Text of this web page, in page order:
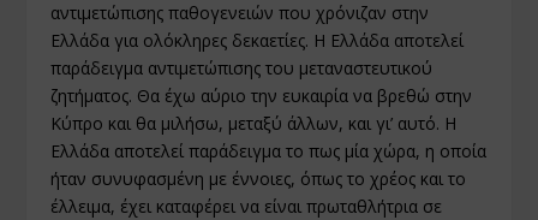
αντιμετώπισης παθογενειών που χρόνιζαν στην
Ελλάδα για ολόκληρες δεκαετίες. Η Ελλάδα αποτελεί
παράδειγμα αντιμετώπισης του μεταναστευτικού
ζητήματος. Θα έχω αύριο την ευκαιρία να βρεθώ στην
Κύπρο και θα μιλήσω, μεταξύ άλλων, και γι’ αυτό. Η
Ελλάδα αποτελεί παράδειγμα το πως μία χώρα, η οποία
ήταν συνυφασμένη με έννοιες, όπως το χρέος και το
έλλειμα, έχει καταφέρει να είναι πρωταθλήτρια σε